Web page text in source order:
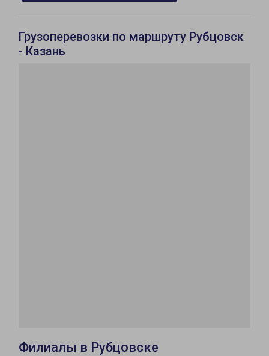
Грузоперевозки по маршруту Рубцовск
- Казань
Филиалы в Рубцовске